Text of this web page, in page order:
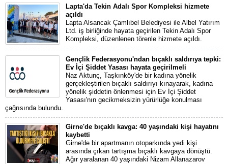
Lapta'da Tekin Adalı Spor Kompleksi hizmete
açıldı
Lapta Alsancak Çamlıbel Belediyesi ile Albel Yatırım
Ltd. iş birliğinde hayata geçirilen Tekin Adalı Spor
Kompleksi, düzenlenen törenle hizmete açıldı.
Gençlik Federasyonu'ndan bıçaklı saldırıya tepki:
Ev İçi Şiddet Yasası hayata geçirilmeli
Naz Aktunç, Taşkınköy'de bir kadına yönelik
gerçekleştirilen bıçaklı saldırıyı kınayarak, kadına
yönelik şiddetin önlenmesi için Ev İçi Şiddet
Yasası'nın gecikmeksizin yürürlüğe konulması
çağrısında bulundu.
Girne'de bıçaklı kavga: 40 yaşındaki kişi hayatını
kaybetti
Girne'de bir apartmanın otoparkında yedi kişi
arasında çıkan tartışma bıçaklı kavgaya dönüştü.
Ağır yaralanan 40 yaşındaki Nizam Allanazarov